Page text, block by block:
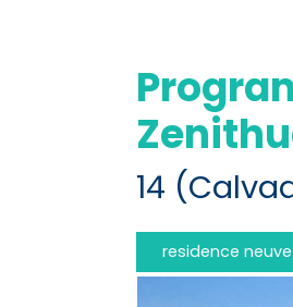
14
residence neuve